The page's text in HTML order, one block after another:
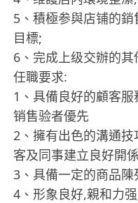
5、積極参與店铺的
目標;
6、完成上级交辦的其
任職要求:
1、具備良好的顧客
销售验者優先
2、擁有出色的溝通
客及同事建立良好開係
3、具備一定的商品
4、形象良好,親和力